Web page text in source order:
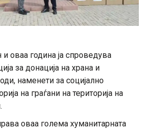
оваа година ја спроведува
за донација на храна и
наменети за социјално
на граѓани на територија на
оваа голема хуманитарната